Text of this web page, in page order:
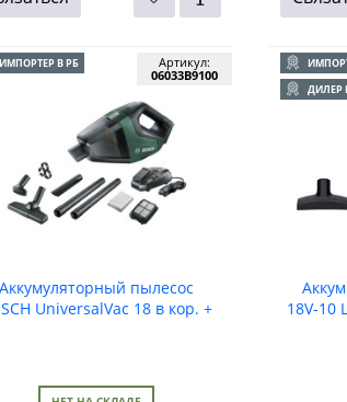
В РБ
пылесос
UniversalVac 18 в кор. +
Артикул:
06033B9100
ДИЛЕР
18V-10